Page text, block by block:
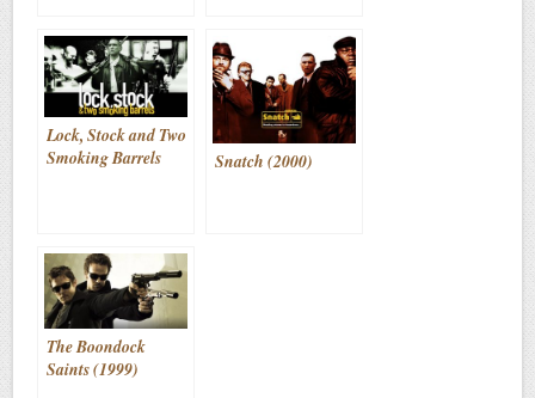
Lock, Stock and Two
Smoking Barrels
Snatch (2000)
The Boondock
Saints (1999)